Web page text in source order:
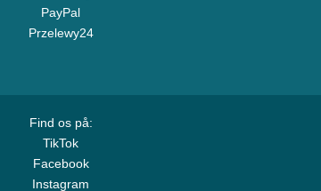
PayPal
Przelewy24
Find os på:
TikTok
Facebook
Instagram